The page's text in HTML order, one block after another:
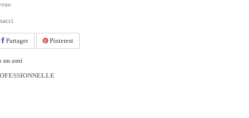
Partager Pinterest
un ami